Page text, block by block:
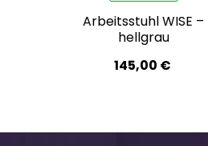
Arbeitsstuhl WISE –
hellgrau
145,00 €